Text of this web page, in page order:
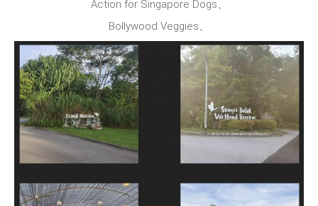
Action for Singapore Dogs、
Bollywood Veggies、